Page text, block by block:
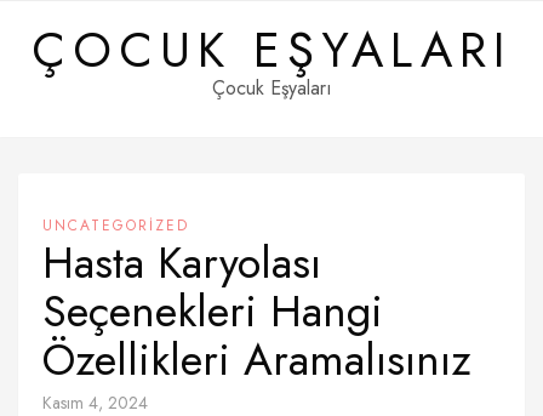
contentÇOCUK EŞYALARI
Çocuk Eşyaları
UNCATEGORIZED
Hasta Karyolası
Seçenekleri Hangi
Özellikleri Aramalısınız
Kasım 4, 2024